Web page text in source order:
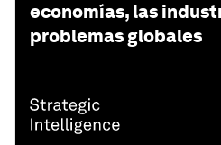
economías, las
problemas globales